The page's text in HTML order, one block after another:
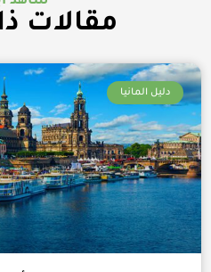
مقالات
دليل المانيا